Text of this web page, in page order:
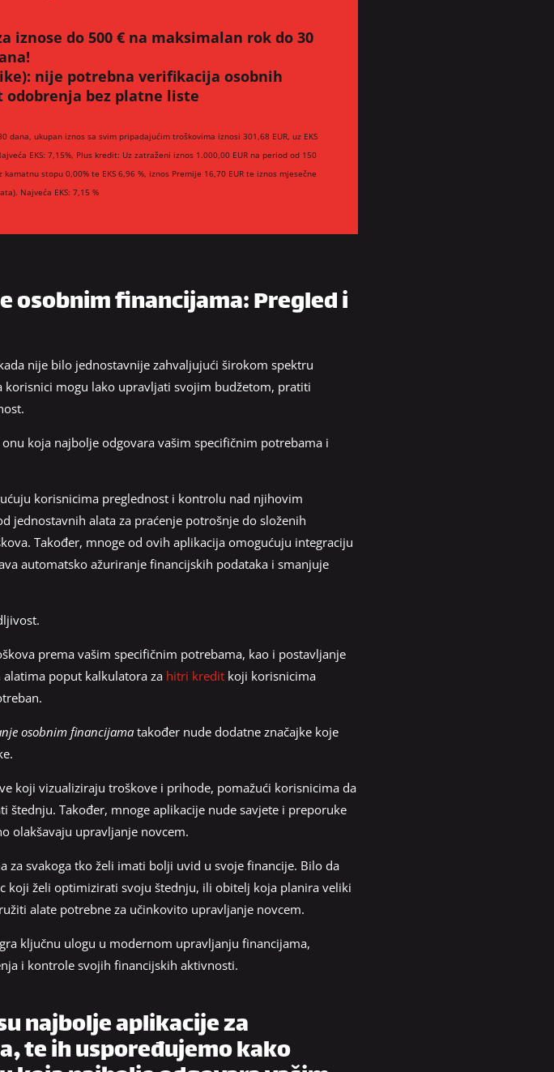
do 500 € na maksimalan rok do 30
nije potrebna verifikacija osobnih
odobrenja bez platne liste
dana, ukupan iznos sa svim pripadajućim troškovima iznosi 301,68 EUR, uz EKS
EKS: 7,15%, Plus kredit: Uz zatraženi iznos 1.000,00 EUR na period od 150
stopu 0,00% te EKS 6,96 %, iznos Premije 16,70 EUR te iznos mjesečne
Najveća EKS: 7,15 %
osobnim financijama: Pregled i
nije bilo jednostavnije zahvaljujući širokom spektru
mogu lako upravljati svojim budžetom, pratiti
koja najbolje odgovara vašim specifičnim potrebama i
korisnicima preglednost i kontrolu nad njihovim
jednostavnih alata za praćenje potrošnje do složenih
Također, mnoge od ovih aplikacija omogućuju integraciju
automatsko ažuriranje financijskih podataka i smanjuje
prema vašim specifičnim potrebama, kao i postavljanje
poput kalkulatora za hitri kredit koji korisnicima
osobnim financijamatakođer nude dodatne značajke koje
koji vizualiziraju troškove i prihode, pomažući korisnicima da
Također, mnoge aplikacije nude savjete i preporuke
olakšavaju upravljanje novcem.
za svakoga tko želi imati bolji uvid u svoje financije. Bilo da
koji želi optimizirati svoju štednju, ili obitelj koja planira veliki
alate potrebne za učinkovito upravljanje novcem.
ključnu ulogu u modernom upravljanju financijama,
i kontrole svojih financijskih aktivnosti.
najbolje aplikacije za
te ih uspoređujemo kako